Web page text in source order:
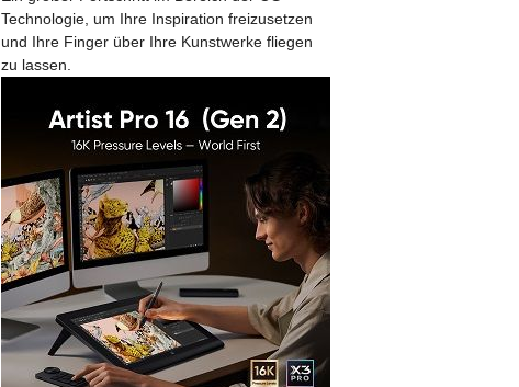
Technologie, um Ihre Inspiration freizusetzen
und Ihre Finger über Ihre Kunstwerke fliegen
zu lassen.